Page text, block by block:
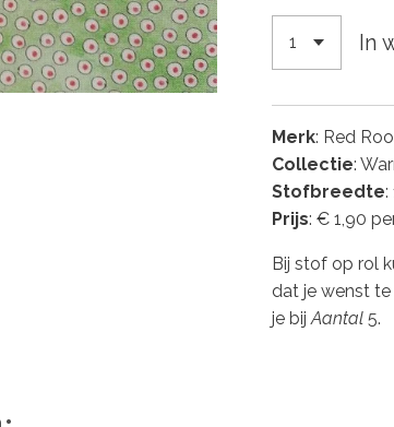
In
Merk: Red
Collectie:
Stofbreedte:
Prijs: € 1,90
Bij stof op rol
dat je wenst
je bijAantal 5.